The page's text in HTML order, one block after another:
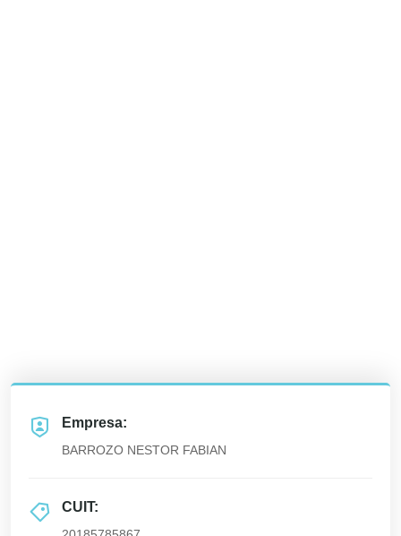
Empresa:
BARROZO NESTOR FABIAN
CUIT: